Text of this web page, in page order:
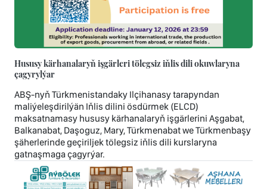
Hususy kärhanalaryň işgärleri tölegsiz iňlis dili okuwlaryna
çagyrylýar
ABŞ-nyň Türkmenistandaky Ilçihanasy tarapyndan
maliýeleşdirilýän Iňlis dilini ösdürmek (ELCD)
maksatnamasy hususy kärhanalaryň işgärlerini Aşgabat,
Balkanabat, Daşoguz, Mary, Türkmenabat we Türkmenbaşy
şäherlerinde geçiriljek tölegsiz iňlis dili kurslaryna
gatnaşmaga çagyrýar.